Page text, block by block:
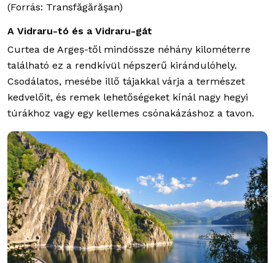
(Forrás: Transfăgărăşan)
A Vidraru-tó és a Vidraru-gát
Curtea de Argeș-től mindössze néhány kilométerre
található ez a rendkívül népszerű kirándulóhely.
Csodálatos, mesébe illő tájakkal várja a természet
kedvelőit, és remek lehetőségeket kínál nagy hegyi
túrákhoz vagy egy kellemes csónakázáshoz a tavon.